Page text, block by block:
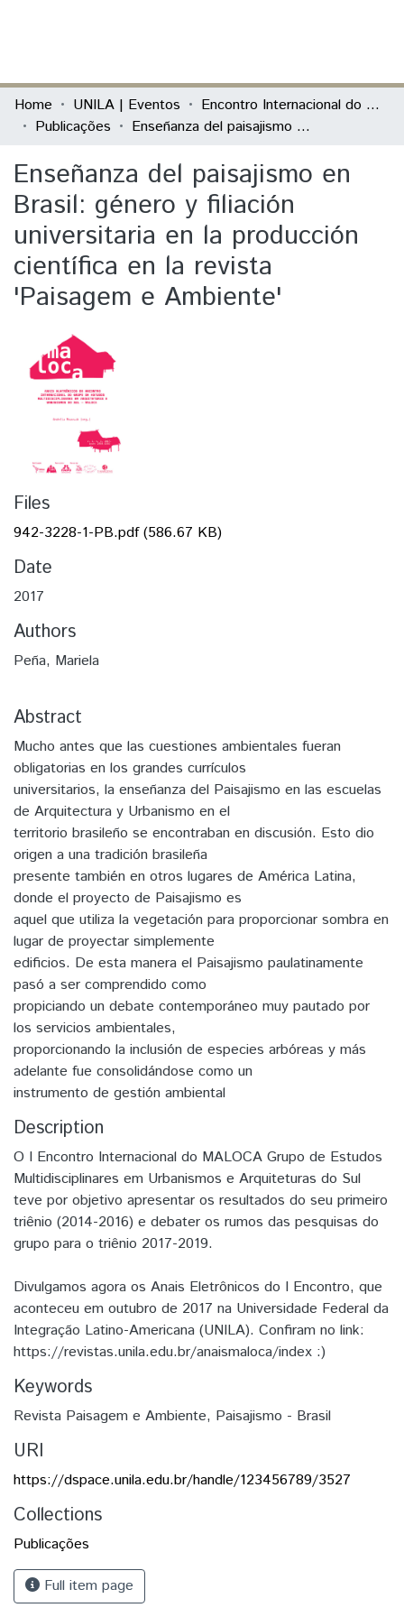
Communities & Collections
All of DSpace
Statistics
Home UNILA | Eventos
Encontro Internacional do MALOCA
Publicações
Enseñanza del paisajismo en Brasil: género y filiación universitaria en la producción científica en la revista 'Paisagem e Ambiente'
Enseñanza del paisajismo en
Brasil: género y filiación
universitaria en la producción
científica en la revista
'Paisagem e Ambiente'
Files
942-3228-1-PB.pdf(586.67 KB)
Date
2017
Authors
Peña, Mariela
Abstract
Mucho antes que las cuestiones ambientales fueran
obligatorias en los grandes currículos
universitarios, la enseñanza del Paisajismo en las escuelas
de Arquitectura y Urbanismo en el
territorio brasileño se encontraban en discusión. Esto dio
origen a una tradición brasileña
presente también en otros lugares de América Latina,
donde el proyecto de Paisajismo es
aquel que utiliza la vegetación para proporcionar sombra en
lugar de proyectar simplemente
edificios. De esta manera el Paisajismo paulatinamente
pasó a ser comprendido como
propiciando un debate contemporáneo muy pautado por
los servicios ambientales,
proporcionando la inclusión de especies arbóreas y más
adelante fue consolidándose como un
instrumento de gestión ambiental
Description
O I Encontro Internacional do MALOCA Grupo de Estudos
Multidisciplinares em Urbanismos e Arquiteturas do Sul
teve por objetivo apresentar os resultados do seu primeiro
triênio (2014-2016) e debater os rumos das pesquisas do
grupo para o triênio 2017-2019.
Divulgamos agora os Anais Eletrônicos do I Encontro, que
aconteceu em outubro de 2017 na Universidade Federal da
Integração Latino-Americana (UNILA). Confiram no link:
https://revistas.unila.edu.br/anaismaloca/index :)
Keywords
Revista Paisagem e Ambiente, Paisajismo - Brasil
URI
https://dspace.unila.edu.br/handle/123456789/3527
Collections
Publicações
Full item page